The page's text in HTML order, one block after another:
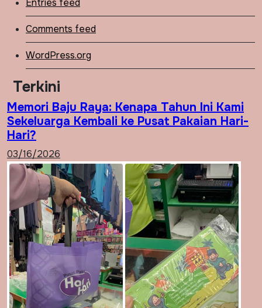
Entries feed
Comments feed
WordPress.org
Terkini
Memori Baju Raya: Kenapa Tahun Ini Kami
Sekeluarga Kembali ke Pusat Pakaian Hari-
Hari?
03/16/2026